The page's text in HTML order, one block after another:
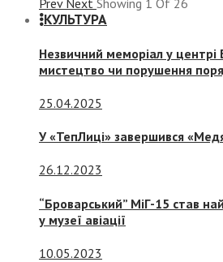
Prev Next Showing 1 Of 26
КУЛЬТУРА
Незвичний меморіал у центрі
мистецтво чи порушення
25.04.2025
У «ТепЛиці» завершився
26.12.2023
“Броварський” МіГ-15 став
у музеї авіації
10.05.2023